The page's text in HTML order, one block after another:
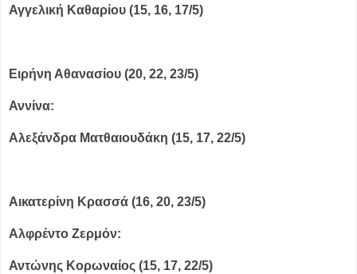
Αγγελική Καθαρίου (15, 16, 17/5)
Ειρήνη Αθανασίου (20, 22, 23/5)
Αννίνα:
Αλεξάνδρα Ματθαιουδάκη (15, 17, 22/5)
Αικατερίνη Κρασσά (16, 20, 23/5)
Αλφρέντο Ζερμόν:
Αντώνης Κορωναίος (15, 17, 22/5)